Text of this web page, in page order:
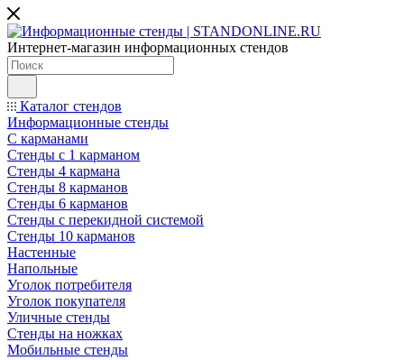
Интернет-магазин информационных стендов
Каталог стендов
Информационные стенды
С карманами
Стенды с 1 карманом
Стенды 4 кармана
Стенды 8 карманов
Стенды 6 карманов
Стенды с перекидной системой
Стенды 10 карманов
Настенные
Напольные
Уголок потребителя
Уголок покупателя
Уличные стенды
Стенды на ножках
Мобильные стенды